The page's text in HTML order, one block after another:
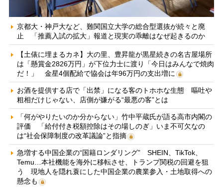
京都大・神戸大など、難関国立大学の総合型選抜が続々と廃
止 「推薦入試の拡大」報道と現実の乖離はなぜ起きるのか
【土俵に埋まるカネ】大の里、豊昇龍が黒星続きの名古屋場所
は「懸賞金2826万円」が下位力士に渡り「今日はみんなで焼肉
だ！」 金星4個配給で協会は年96万円の支出増に
お酒を提供する店で「出禁」になる客のトホホな生態 嘔吐や
粗相だけじゃない、店側が嫌がる“最悪の客”とは
「何がやりたいのか分からない」竹中平蔵氏が語る高市内閣の
評価 「給付付き税額控除はその場しのぎ」いま不可欠なの
は“社会保障制度の改革議論”と指摘
急増する中国企業の“国籍ロンダリング” SHEIN、TikTok、
Temu…本社機能を海外に移転させ、トランプ関税の回避を狙
う 現地人を隠れ蓑にした中国企業の農業参入・土地取得への
懸念も